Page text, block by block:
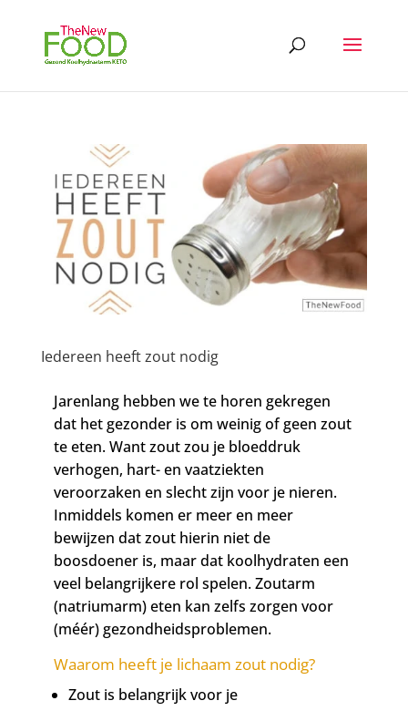
Iedereen heeft zout nodig
Jarenlang hebben we te horen gekregen
dat het gezonder is om weinig of geen zout
te eten. Want zout zou je bloeddruk
verhogen, hart- en vaatziekten
veroorzaken en slecht zijn voor je nieren.
Inmiddels komen er meer en meer
bewijzen dat zout hierin niet de
boosdoener is, maar dat koolhydraten een
veel belangrijkere rol spelen. Zoutarm
(natriumarm) eten kan zelfs zorgen voor
(méér) gezondheidsproblemen.
Waarom heeft je lichaam zout nodig?
Zout is belangrijk voor je